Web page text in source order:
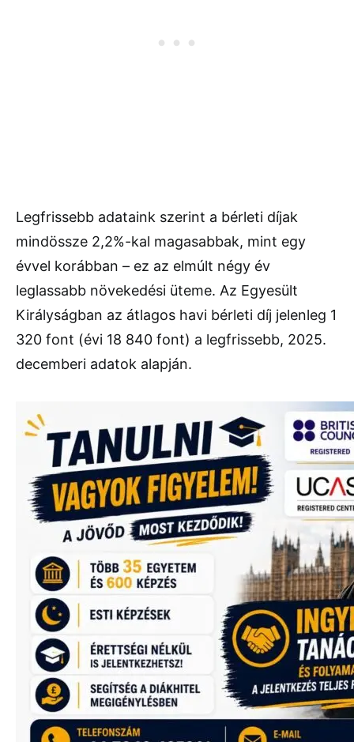
Legfrissebb adataink szerint a bérleti díjak
mindössze 2,2%-kal magasabbak, mint egy
évvel korábban – ez az elmúlt négy év
leglassabb növekedési üteme. Az Egyesült
Királyságban az átlagos havi bérleti díj jelenleg 1
320 font (évi 18 840 font) a legfrissebb, 2025.
decemberi adatok alapján.